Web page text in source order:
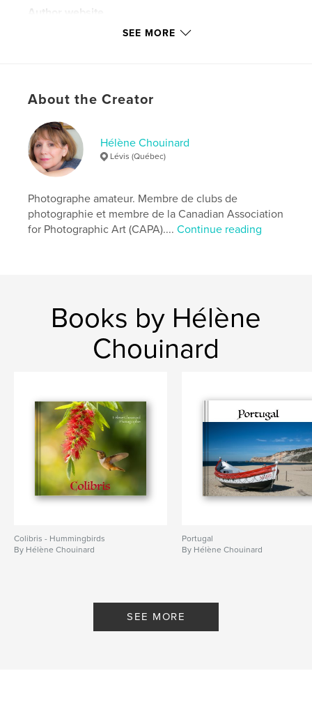
Author website
https://hechou.wixsite.com/photo
Project Option:
# of Pages:
108
ISBN
Softcover: 9781034808244
Publish Date:Apr 18, 2021
Language
French
SEE MORE
About the Creator
Hélène Chouinard
Lévis (Québec)
Photographe amateur. Membre de clubs de
photographie et membre de la Canadian Association
for Photographic Art (CAPA)....Continue reading
Books by Hélène
Chouinard
Colibris - Hummingbirds
By Hélène Chouinard
Portugal
By Hélène Chouinard
SEE MORE